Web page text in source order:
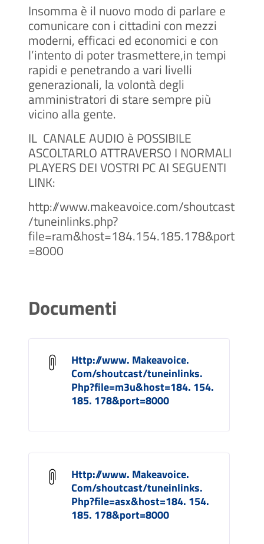
Insomma è il nuovo modo di parlare e
comunicare con i cittadini con mezzi
moderni, efficaci ed economici e con
l’intento di poter trasmettere,in tempi
rapidi e penetrando a vari livelli
generazionali, la volontà degli
amministratori di stare sempre più
vicino alla gente.
IL CANALE AUDIO è POSSIBILE
ASCOLTARLO ATTRAVERSO I NORMALI
PLAYERS DEI VOSTRI PC AI SEGUENTI
LINK:
http://www.makeavoice.com/shoutcast
/tuneinlinks.php?
file=ram&host=184.154.185.178&port
=8000
Documenti
Http://www. Makeavoice.
Com/shoutcast/tuneinlinks.
Php?file=m3u&host=184. 154.
185. 178&port=8000
Http://www. Makeavoice.
Com/shoutcast/tuneinlinks.
Php?file=asx&host=184. 154.
185. 178&port=8000